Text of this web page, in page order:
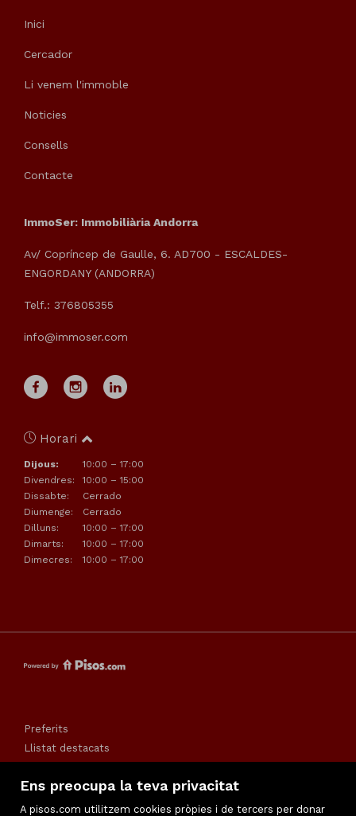
Ens preocupa la teva privacitat
A pisos.com utilitzem cookies pròpies i de tercers per donar
Inici
Cercador
Li venem l'immoble
Noticies
Consells
Contacte
ImmoSer: Immobiliària Andorra
Av/ Copríncep de Gaulle, 6. AD700 - ESCALDES-
ENGORDANY (ANDORRA)
Telf.: 376805355
info@immoser.com
Horari
Dijous:
10:00 – 17:00
Divendres:
10:00 – 15:00
Dissabte:
Cerrado
Diumenge:
Cerrado
Dilluns:
10:00 – 17:00
Dimarts:
10:00 – 17:00
Dimecres:
10:00 – 17:00
Preferits
Llistat destacats
Mapa web
Vacances